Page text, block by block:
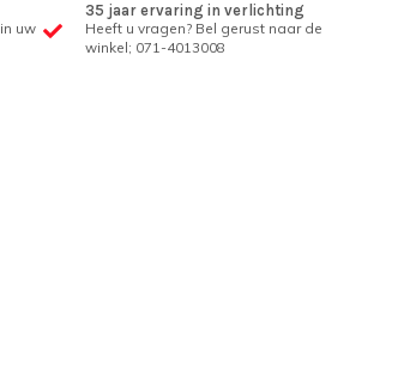
uw
35 jaar ervaring in verlichting
Heeft u vragen? Bel gerust naar de
winkel; 071-4013008